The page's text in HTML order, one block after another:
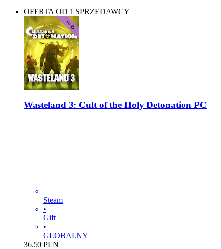
OFERTA OD 1 SPRZEDAWCY
Wasteland 3: Cult of the Holy Detonation PC
Steam
•
Gift
•
GLOBALNY
36.50 PLN